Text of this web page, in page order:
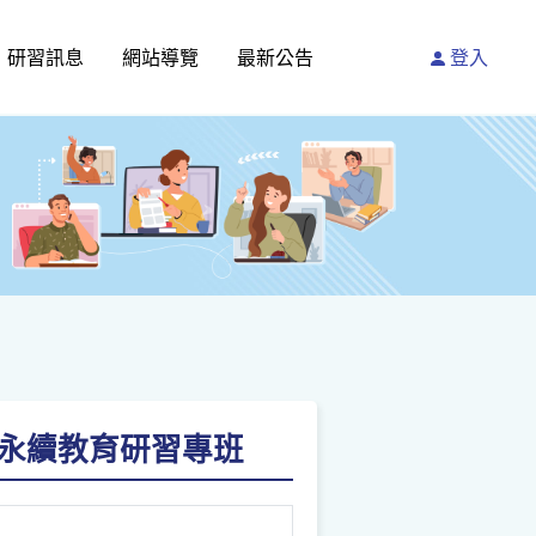
研習訊息 網站導覽 最新公告 登入
續教育研習專班